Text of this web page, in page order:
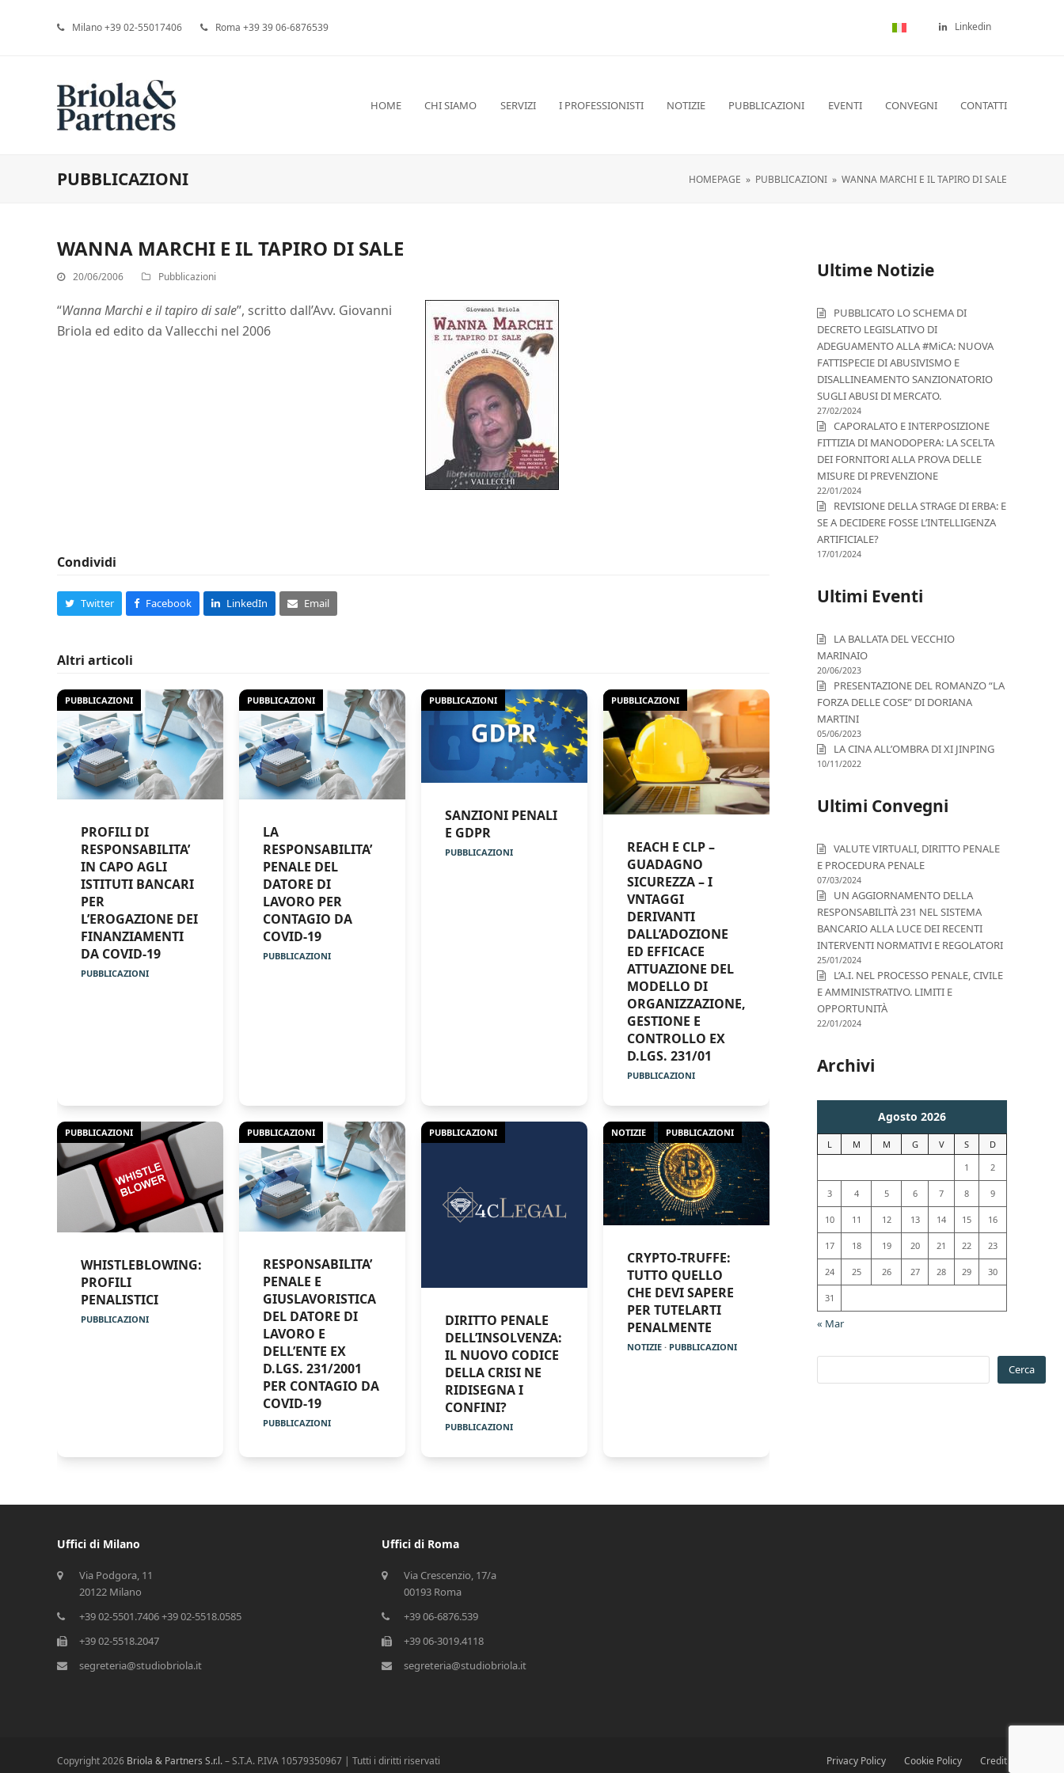
Milano +39 02-55017406 Roma +39 39 06-6876539 Linkedin
HOME CHI SIAMO SERVIZI I PROFESSIONISTI NOTIZIE PUBBLICAZIONI EVENTI CONVEGNI CONTATTI
PUBBLICAZIONI HOMEPAGE » PUBBLICAZIONI » WANNA MARCHI E IL TAPIRO DI SALE
WANNA MARCHI E IL TAPIRO DI SALE
20/06/2006 Pubblicazioni
“Wanna Marchi e il tapiro di sale”, scritto dall’Avv. Giovanni
Briola ed edito da Vallecchi nel 2006
Condividi
Twitter Facebook LinkedIn Email
Altri articoli
PUBBLICAZIONI
PROFILI DI
RESPONSABILITA’
IN CAPO AGLI
ISTITUTI BANCARI
PER
L’EROGAZIONE DEI
FINANZIAMENTI
DA COVID-19
PUBBLICAZIONI
PUBBLICAZIONI
LA
RESPONSABILITA’
PENALE DEL
DATORE DI
LAVORO PER
CONTAGIO DA
COVID-19
PUBBLICAZIONI
PUBBLICAZIONI
SANZIONI PENALI
E GDPR
PUBBLICAZIONI
PUBBLICAZIONI
REACH E CLP –
GUADAGNO
SICUREZZA – I
VNTAGGI
DERIVANTI
DALL’ADOZIONE
ED EFFICACE
ATTUAZIONE DEL
MODELLO DI
ORGANIZZAZIONE,
GESTIONE E
CONTROLLO EX
D.LGS. 231/01
PUBBLICAZIONI
PUBBLICAZIONI
WHISTLEBLOWING:
PROFILI
PENALISTICI
PUBBLICAZIONI
PUBBLICAZIONI
RESPONSABILITA’
PENALE E
GIUSLAVORISTICA
DEL DATORE DI
LAVORO E
DELL’ENTE EX
D.LGS. 231/2001
PER CONTAGIO DA
COVID-19
PUBBLICAZIONI
PUBBLICAZIONI
DIRITTO PENALE
DELL’INSOLVENZA:
IL NUOVO CODICE
DELLA CRISI NE
RIDISEGNA I
CONFINI?
PUBBLICAZIONI
NOTIZIE PUBBLICAZIONI
CRYPTO-TRUFFE:
TUTTO QUELLO
CHE DEVI SAPERE
PER TUTELARTI
PENALMENTE
NOTIZIE · PUBBLICAZIONI
Ultime Notizie
PUBBLICATO LO SCHEMA DI
DECRETO LEGISLATIVO DI
ADEGUAMENTO ALLA #MiCA: NUOVA
FATTISPECIE DI ABUSIVISMO E
DISALLINEAMENTO SANZIONATORIO
SUGLI ABUSI DI MERCATO.
27/02/2024
CAPORALATO E INTERPOSIZIONE
FITTIZIA DI MANODOPERA: LA SCELTA
DEI FORNITORI ALLA PROVA DELLE
MISURE DI PREVENZIONE
22/01/2024
REVISIONE DELLA STRAGE DI ERBA: E
SE A DECIDERE FOSSE L’INTELLIGENZA
ARTIFICIALE?
17/01/2024
Ultimi Eventi
LA BALLATA DEL VECCHIO
MARINAIO
20/06/2023
PRESENTAZIONE DEL ROMANZO “LA
FORZA DELLE COSE” DI DORIANA
MARTINI
05/06/2023
LA CINA ALL’OMBRA DI XI JINPING
10/11/2022
Ultimi Convegni
VALUTE VIRTUALI, DIRITTO PENALE
E PROCEDURA PENALE
07/03/2024
UN AGGIORNAMENTO DELLA
RESPONSABILITÀ 231 NEL SISTEMA
BANCARIO ALLA LUCE DEI RECENTI
INTERVENTI NORMATIVI E REGOLATORI
25/01/2024
L’A.I. NEL PROCESSO PENALE, CIVILE
E AMMINISTRATIVO. LIMITI E
OPPORTUNITÀ
22/01/2024
Archivi
Agosto 2026
L M M G V S
D
1
2
3 4 5 6 7 8 9
10 11 12 13 14 15 16
17 18 19 20 21 22 23
24 25 26 27 28 29 30
31
« Mar
Cerca
Uffici di Milano
Via Podgora, 11
20122 Milano
+39 02-5501.7406 +39 02-5518.0585
+39 02-5518.2047
segreteria@studiobriola.it
Uffici di Roma
Via Crescenzio, 17/a
00193 Roma
+39 06-6876.539
+39 06-3019.4118
segreteria@studiobriola.it
Copyright 2026 Briola & Partners S.r.l.– S.T.A. P.IVA 10579350967 | Tutti i diritti riservati Privacy Policy Cookie Policy Credit